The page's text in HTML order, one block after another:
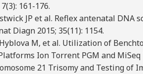
161-176.
JP et al. Reflex antenatal DNA
Diagn 2015; 35(11): 1154.
M, et al. Utilization of
Ion Torrent PGM and
21 Trisomy and Testing of